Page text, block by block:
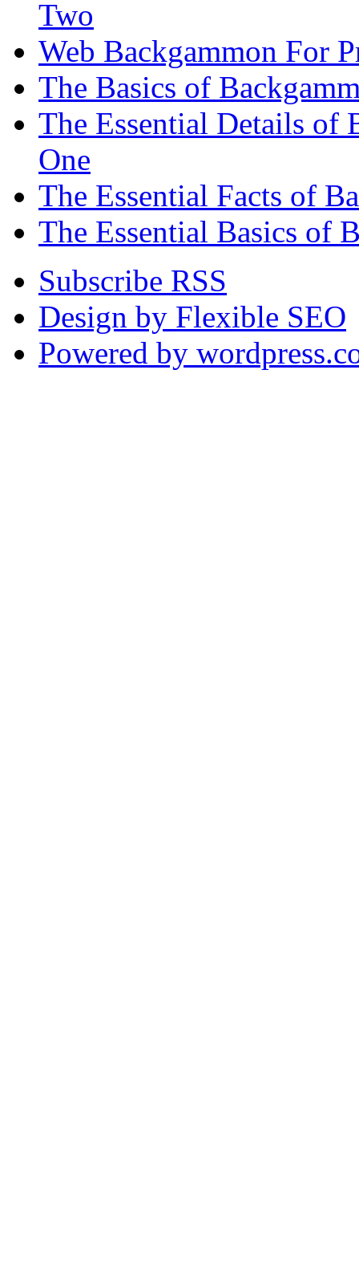
Two
Web Backgammon For
The Basics of
The Essential Details of
One
The Essential Facts of
The Essential Basics of
Subscribe RSS
Design by Flexible SEO
Powered by